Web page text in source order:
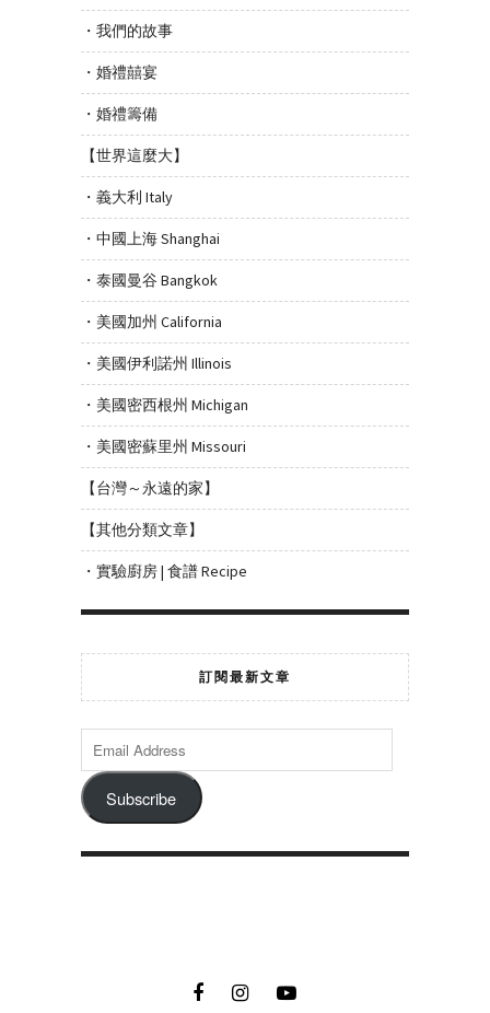
・我們的故事
・婚禮囍宴
・婚禮籌備
【世界這麼大】
・義大利 Italy
・中國上海 Shanghai
・泰國曼谷 Bangkok
・美國加州 California
・美國伊利諾州 Illinois
・美國密西根州 Michigan
・美國密蘇里州 Missouri
【台灣～永遠的家】
【其他分類文章】
・實驗廚房 | 食譜 Recipe
訂閱最新文章
Subscribe